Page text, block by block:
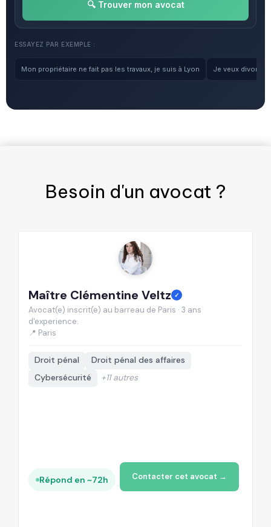
🔍 Trouver mon avocat
ESSAYEZ PAR EXEMPLE :
Mon propriétaire ne fait pas les travaux, je suis à Lyon Je veux
Besoin d'un avocat ?
Maître Clémentine Veltz ✓
Avocat(e) inscrit(e) au barreau de Paris · 3 ans
d'experience.
📍 Paris
Droit pénal
Droit pénal des affaires
Cybersécurité
+11 autres
Répond en ~72h Contacter cet avocat →